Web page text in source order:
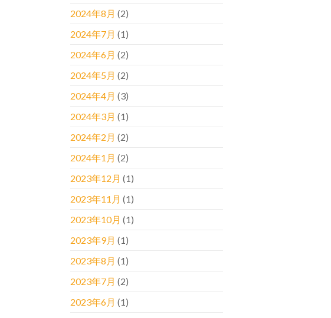
2024年8月 (2)
2024年7月 (1)
2024年6月 (2)
2024年5月 (2)
2024年4月 (3)
2024年3月 (1)
2024年2月 (2)
2024年1月 (2)
2023年12月 (1)
2023年11月 (1)
2023年10月 (1)
2023年9月 (1)
2023年8月 (1)
2023年7月 (2)
2023年6月 (1)